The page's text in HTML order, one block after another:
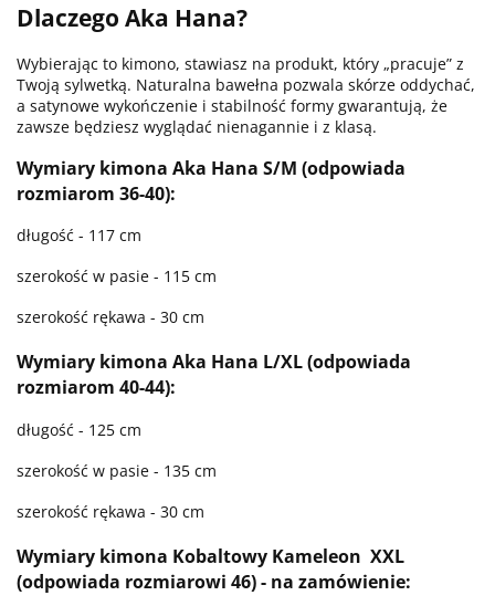
Dlaczego Aka Hana?
Wybierając to kimono, stawiasz na produkt, który „pracuje” z
Twoją sylwetką. Naturalna bawełna pozwala skórze oddychać,
a satynowe wykończenie i stabilność formy gwarantują, że
zawsze będziesz wyglądać nienagannie i z klasą.
Wymiary kimona Aka Hana S/M (odpowiada
rozmiarom 36-40):
długość - 117 cm
szerokość w pasie - 115 cm
szerokość rękawa - 30 cm
Wymiary kimona Aka Hana L/XL (odpowiada
rozmiarom 40-44):
długość - 125 cm
szerokość w pasie - 135 cm
szerokość rękawa - 30 cm
Wymiary kimona Kobaltowy Kameleon XXL
(odpowiada rozmiarowi 46) - na zamówienie: